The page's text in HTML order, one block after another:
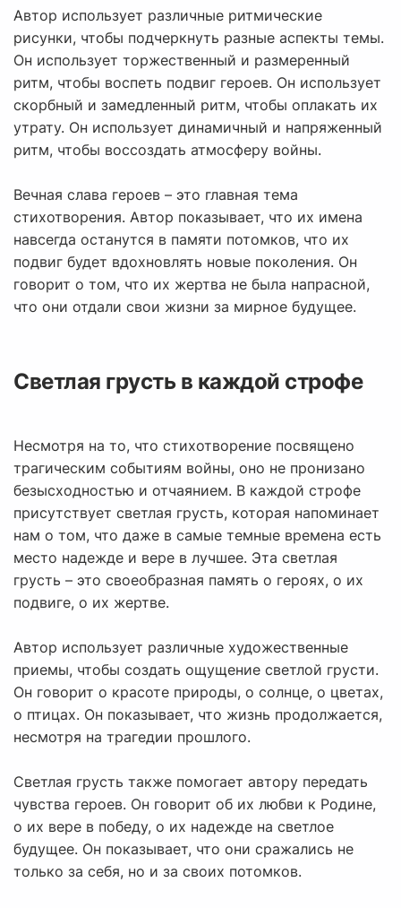
Автор использует различные ритмические
рисунки, чтобы подчеркнуть разные аспекты темы.
Он использует торжественный и размеренный
ритм, чтобы воспеть подвиг героев. Он использует
скорбный и замедленный ритм, чтобы оплакать их
утрату. Он использует динамичный и напряженный
ритм, чтобы воссоздать атмосферу войны.
Вечная слава героев – это главная тема
стихотворения. Автор показывает, что их имена
навсегда останутся в памяти потомков, что их
подвиг будет вдохновлять новые поколения. Он
говорит о том, что их жертва не была напрасной,
что они отдали свои жизни за мирное будущее.
Светлая грусть в каждой строфе
Несмотря на то, что стихотворение посвящено
трагическим событиям войны, оно не пронизано
безысходностью и отчаянием. В каждой строфе
присутствует светлая грусть, которая напоминает
нам о том, что даже в самые темные времена есть
место надежде и вере в лучшее. Эта светлая
грусть – это своеобразная память о героях, о их
подвиге, о их жертве.
Автор использует различные художественные
приемы, чтобы создать ощущение светлой грусти.
Он говорит о красоте природы, о солнце, о цветах,
о птицах. Он показывает, что жизнь продолжается,
несмотря на трагедии прошлого.
Светлая грусть также помогает автору передать
чувства героев. Он говорит об их любви к Родине,
о их вере в победу, о их надежде на светлое
будущее. Он показывает, что они сражались не
только за себя, но и за своих потомков.